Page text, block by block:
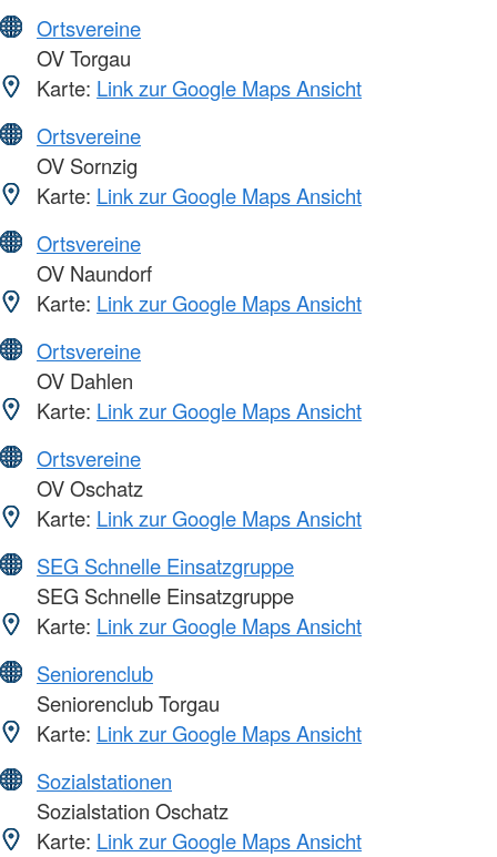
Ortsvereine
OV Torgau
Karte: Link zur Google Maps Ansicht
Ortsvereine
OV Sornzig
Karte: Link zur Google Maps Ansicht
Ortsvereine
OV Naundorf
Karte: Link zur Google Maps Ansicht
Ortsvereine
OV Dahlen
Karte: Link zur Google Maps Ansicht
Ortsvereine
OV Oschatz
Karte: Link zur Google Maps Ansicht
SEG Schnelle Einsatzgruppe
SEG Schnelle Einsatzgruppe
Karte: Link zur Google Maps Ansicht
Seniorenclub
Seniorenclub Torgau
Karte: Link zur Google Maps Ansicht
Sozialstationen
Sozialstation Oschatz
Karte: Link zur Google Maps Ansicht